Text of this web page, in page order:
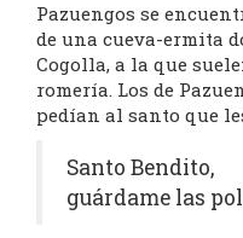
Pazuengos se
de una cueva-ermita
Cogolla, a la que
romería. Los de
pedían al santo que
Santo Bendito,
guárdame las